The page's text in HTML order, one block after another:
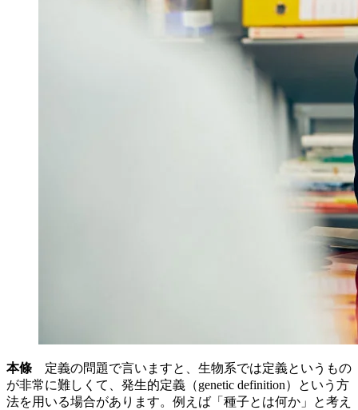
本條 定義の問題で言いますと、生物系では定義というもの
が非常に難しくて、発生的定義（genetic definition）という方
法を用いる場合があります。例えば「種子とは何か」と考え